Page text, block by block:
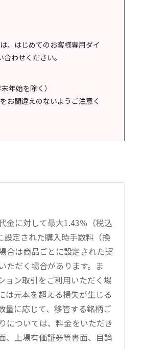
、はじめてのお客様専用ダイ
合わせください。
年始を除く）
お間違えのないようご注意く
金に対して最大1.43％（税込
定された購入時手数料（換
合は商品ごとに設定された契
ただく場合があります。ま
ョン取引をご利用いただく場
は元本を超える損失が生じる
量に応じて、移管する銘柄ご
については、料金をいただき
、上場有価証券等書面、目論